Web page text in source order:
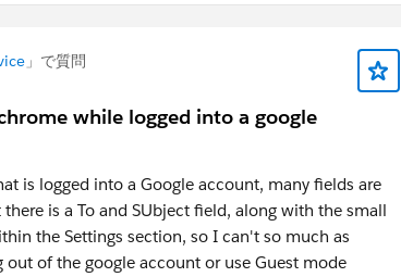
」で質問
while logged into a google
is logged into a Google account, many fields are
is a To and SUbject field, along with the small
the Settings section, so I can't so much as
of the google account or use Guest mode